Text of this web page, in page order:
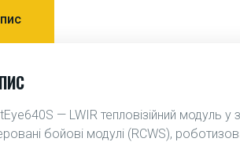
— LWIR тепловізійний модуль у
бойові модулі (RCWS),